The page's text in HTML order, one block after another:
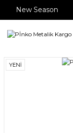
New Season
Anasayfa Giyim
YENİ